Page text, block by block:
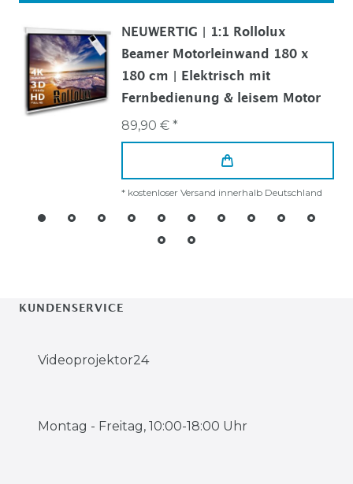
NEUWERTIG | 1:1 Rollolux
Beamer Motorleinwand 180 x
180 cm | Elektrisch mit
Fernbedienung & leisem Motor
89,90 € *
* kostenloser Versand innerhalb Deutschland
KUNDENSERVICE
Videoprojektor24
Montag - Freitag, 10:00-18:00 Uhr